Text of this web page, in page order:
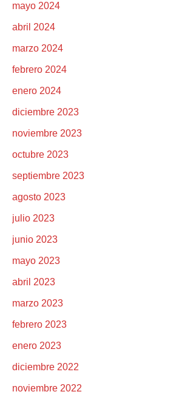
mayo 2024
abril 2024
marzo 2024
febrero 2024
enero 2024
diciembre 2023
noviembre 2023
octubre 2023
septiembre 2023
agosto 2023
julio 2023
junio 2023
mayo 2023
abril 2023
marzo 2023
febrero 2023
enero 2023
diciembre 2022
noviembre 2022